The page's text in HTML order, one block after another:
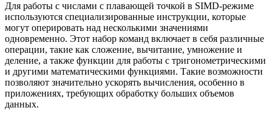
Для работы с числами с плавающей точкой в SIMD-режиме
используются специализированные инструкции, которые
могут оперировать над несколькими значениями
одновременно. Этот набор команд включает в себя различные
операции, такие как сложение, вычитание, умножение и
деление, а также функции для работы с тригонометрическими
и другими математическими функциями. Такие возможности
позволяют значительно ускорять вычисления, особенно в
приложениях, требующих обработку больших объемов
данных.